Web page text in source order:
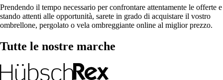
Prendendo il tempo necessario per confrontare attentamente le offerte e
stando attenti alle opportunità, sarete in grado di acquistare il vostro
ombrellone, pergolato o vela ombreggiante online al miglior prezzo.
Tutte le nostre marche